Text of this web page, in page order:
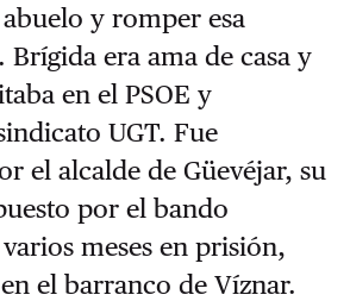
y romper esa
Brígida era ama de casa y
en el PSOE y
UGT. Fue
el alcalde de Güevéjar, su
por el bando
meses en prisión,
el barranco de Víznar.